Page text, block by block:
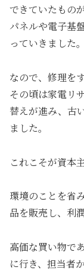
できていたもの
パネルや電子基
っていきました。
なので、修理を
その頃は家電リ
替えが進み、古
ました。
これこそが資本
環境のことを省
品を販売し、利
高価な買い物で
に行き、担当者